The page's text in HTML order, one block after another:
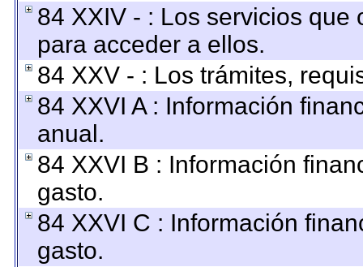
84 XXIV - : Los servicios
para acceder a ellos.
84 XXV - : Los trámites,
84 XXVI A : Información
anual.
84 XXVI B : Información
gasto.
84 XXVI C : Información
gasto.